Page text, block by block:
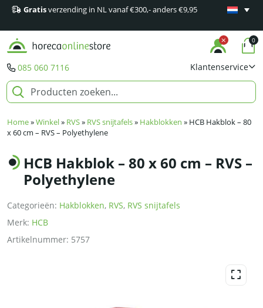
Gratisverzending in NL vanaf €300,- anders €9,95
Minimaal
085 060 7116 Klantenservice
0
Home»Winkel» RVS» RVS snijtafels» Hakblokken » HCB Hakblok – 80
x 60 cm – RVS – Polyethylene
HCB Hakblok – 80 x 60 cm – RVS –
Polyethylene
Categorieën: Hakblokken, RVS, RVS snijtafels
Merk: HCB
Artikelnummer: 5757